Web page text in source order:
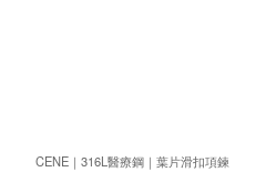
CENE｜316L醫療鋼｜葉片滑扣項鍊